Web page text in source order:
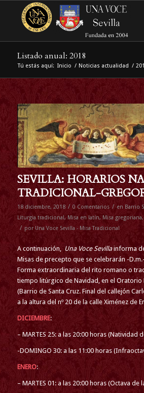
Listado anual: 2018
Tú estás aquí: Inicio / Noticias actualidad /
SEVILLA: HORARIOS
TRADICIONAL-
18 diciembre, 2018 / 0 Comentarios / en Barrio
Liturgia tradicional, Misa en latín, Misa gregoriana,
/ por Una Voce Sevilla - Misa Tradicional
A continuación, Una Voce Sevillainforma
Misas de precepto que se celebrarán -
Forma extraordinaria del rito romano o
tiempo litúrgico de Navidad, en el Oratorio
(Barrio de Santa Cruz. Final del callejón
a la altura del nº 20 de la calle Ximénez de
DICIEMBRE:
– MARTES 25: a las 20:00 horas (Natividad
-DOMINGO 30: a las 11:00 horas
ENERO:
– MARTES 01: a las 20:00 horas (Octava de